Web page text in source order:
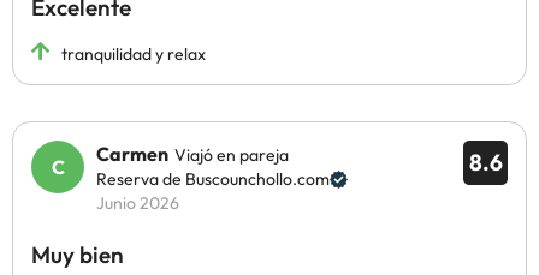
Excelente
tranquilidad y relax
8.6
Carmen Viajó en pareja
Reserva de Buscounchollo.com
Junio 2026
Muy bien